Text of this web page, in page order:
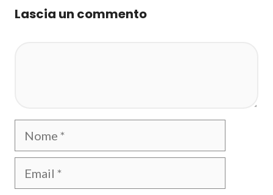
Lascia un commento
Nome
Email